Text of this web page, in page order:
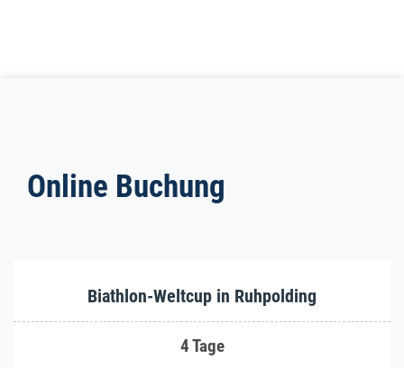
Online Buchung
Biathlon-Weltcup in Ruhpolding
4 Tage